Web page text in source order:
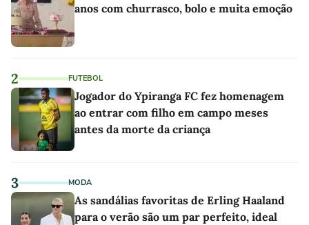
anos com churrasco, bolo e muita emoção
2 FUTEBOL
Jogador do Ypiranga FC fez homenagem
ao entrar com filho em campo meses
antes da morte da criança
3 MODA
As sandálias favoritas de Erling Haaland
para o verão são um par perfeito, ideal